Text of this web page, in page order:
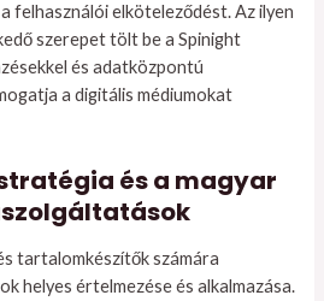
felhasználói elköteleződést. Az ilyen
szerepet tölt be a Spinight
és adatközpontú
a digitális médiumokat
és a magyar
tartalomkészítők számára
helyes értelmezése és alkalmazása.